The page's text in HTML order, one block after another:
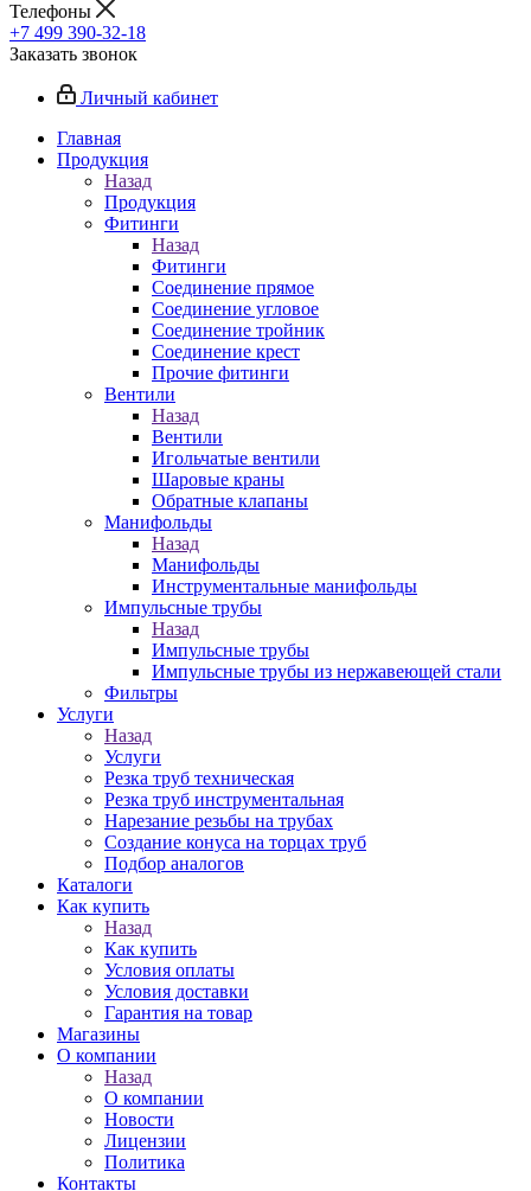
Телефоны
+7 499 390-32-18
Заказать звонок
Личный кабинет
Главная
Продукция
Назад
Продукция
Фитинги
Назад
Фитинги
Соединение прямое
Соединение угловое
Соединение тройник
Соединение крест
Прочие фитинги
Вентили
Назад
Вентили
Игольчатые вентили
Шаровые краны
Обратные клапаны
Манифольды
Назад
Манифольды
Инструментальные манифольды
Импульсные трубы
Назад
Импульсные трубы
Импульсные трубы из нержавеющей стали
Фильтры
Услуги
Назад
Услуги
Резка труб техническая
Резка труб инструментальная
Нарезание резьбы на трубах
Создание конуса на торцах труб
Подбор аналогов
Каталоги
Как купить
Назад
Как купить
Условия оплаты
Условия доставки
Гарантия на товар
Магазины
О компании
Назад
О компании
Новости
Лицензии
Политика
Контакты